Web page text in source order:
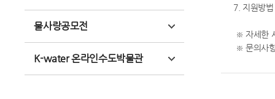
물사랑공모전
K-water 온라인수도박물관
7. 지원방
※ 자세한
※ 문의사